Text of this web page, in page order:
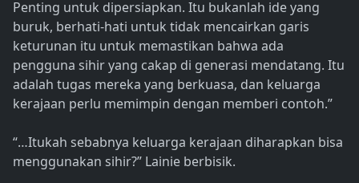
Penting untuk dipersiapkan. Itu bukanlah ide yang
buruk, berhati-hati untuk tidak mencairkan garis
keturunan itu untuk memastikan bahwa ada
pengguna sihir yang cakap di generasi mendatang. Itu
adalah tugas mereka yang berkuasa, dan keluarga
kerajaan perlu memimpin dengan memberi contoh.”
“…Itukah sebabnya keluarga kerajaan diharapkan bisa
menggunakan sihir?” Lainie berbisik.